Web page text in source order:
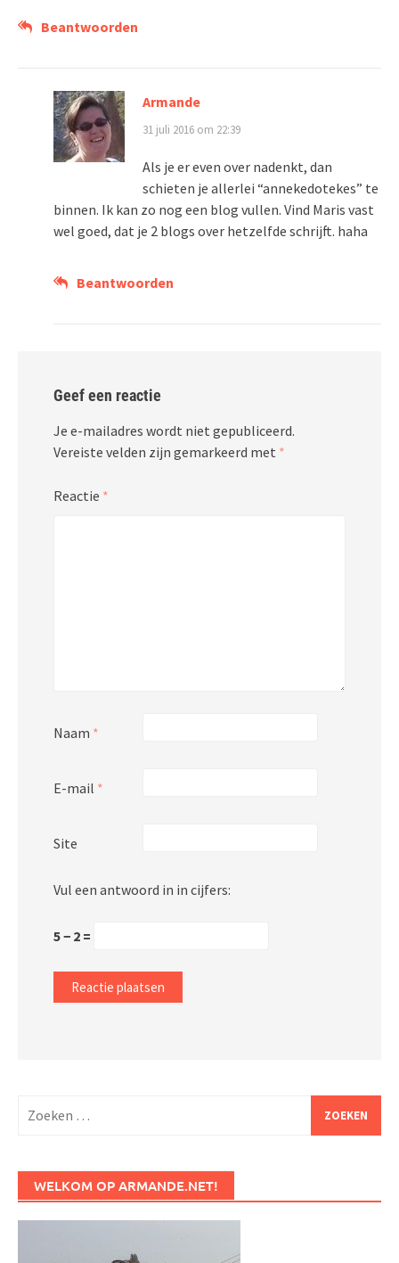
Beantwoorden
Armande
31 juli 2016 om 22:39
Als je er even over nadenkt, dan
schieten je allerlei “annekedotekes” te
binnen. Ik kan zo nog een blog vullen. Vind Maris vast
wel goed, dat je 2 blogs over hetzelfde schrijft. haha
Beantwoorden
Geef een reactie
Je e-mailadres wordt niet gepubliceerd.
Vereiste velden zijn gemarkeerd met *
Reactie *
Naam *
E-mail *
Site
Vul een antwoord in in cijfers:
5 − 2 =
naar:
WELKOM OP ARMANDE.NET!